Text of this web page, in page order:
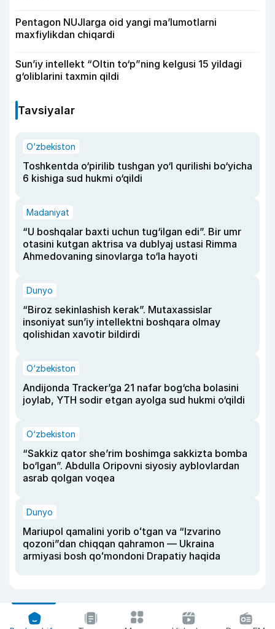
Pentagon NUJlarga oid yangi maʼlumotlarni
maxfiylikdan chiqardi
Sun’iy intellekt “Oltin to‘p”ning kelgusi 15 yildagi
g‘oliblarini taxmin qildi
Tavsiyalar
O‘zbekiston
Toshkentda o‘pirilib tushgan yo‘l qurilishi bo‘yicha
6 kishiga sud hukmi o‘qildi
Madaniyat
“U boshqalar baxti uchun tug‘ilgan edi”. Bir umr
otasini kutgan aktrisa va dublyaj ustasi Rimma
Ahmedovaning sinovlarga to‘la hayoti
Dunyo
“Biroz sekinlashish kerak”. Mutaxassislar
insoniyat sun’iy intellektni boshqara olmay
qolishidan xavotir bildirdi
O‘zbekiston
Andijonda Tracker’ga 21 nafar bog‘cha bolasini
joylab, YTH sodir etgan ayolga sud hukmi o‘qildi
O‘zbekiston
“Sakkiz qator she’rim boshimga sakkizta bomba
bo‘lgan”. Abdulla Oripovni siyosiy ayblovlardan
asrab qolgan voqea
Dunyo
Mariupol qamalini yorib oʻtgan va “Izvarino
qozoni”dan chiqqan qahramon — Ukraina
armiyasi bosh qoʻmondoni Drapatiy haqida